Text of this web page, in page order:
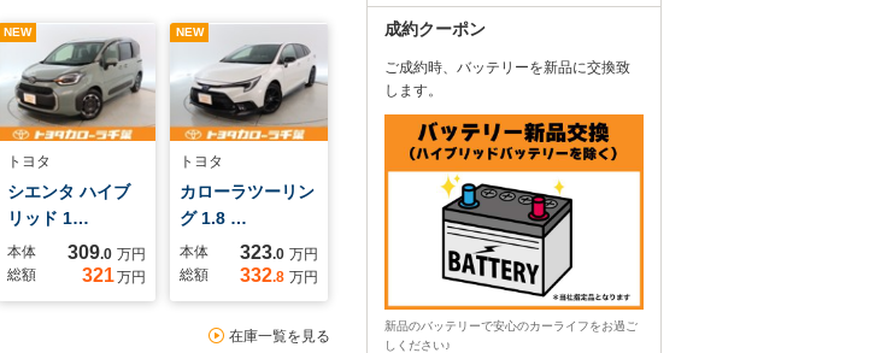
NEW
トヨタ
シエンタ ハイブ
リッド 1…
本体 309.0 万円
総額
321万円
NEW
トヨタ
カローラツーリン
グ 1.8 …
本体 323.0 万円
総額
332.8 万円
在庫一覧を見る
成約クーポン
ご成約時、バッテリーを新品に交換致
します。
新品のバッテリーで安心のカーライフをお過ご
しください♪